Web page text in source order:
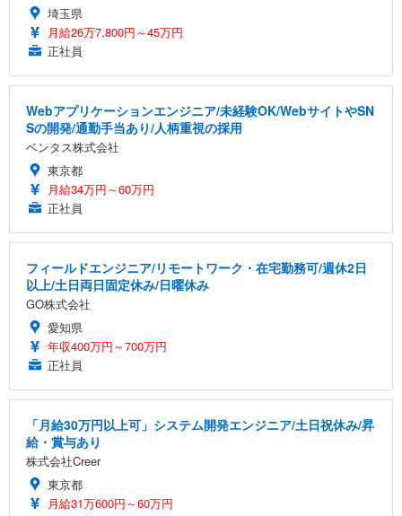
埼玉県
月給26万7,800円～45万円
正社員
Webアプリケーションエンジニア/未経験OK/WebサイトやSN
Sの開発/通勤手当あり/人柄重視の採用
ベンタス株式会社
東京都
月給34万円～60万円
正社員
フィールドエンジニア/リモートワーク・在宅勤務可/週休2日
以上/土日両日固定休み/日曜休み
GO株式会社
愛知県
年収400万円～700万円
正社員
「月給30万円以上可」システム開発エンジニア/土日祝休み/昇
給・賞与あり
株式会社Creer
東京都
月給31万600円～60万円